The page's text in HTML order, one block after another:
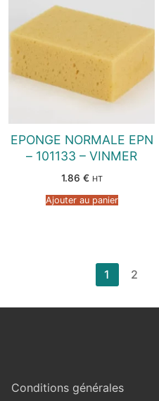
EPONGE NORMALE EPN
– 101133 – VINMER
1.86 € HT
Ajouter au panier
publications
1 2
Conditions générales